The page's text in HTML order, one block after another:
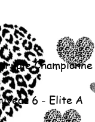
Championne
6 - Elite A